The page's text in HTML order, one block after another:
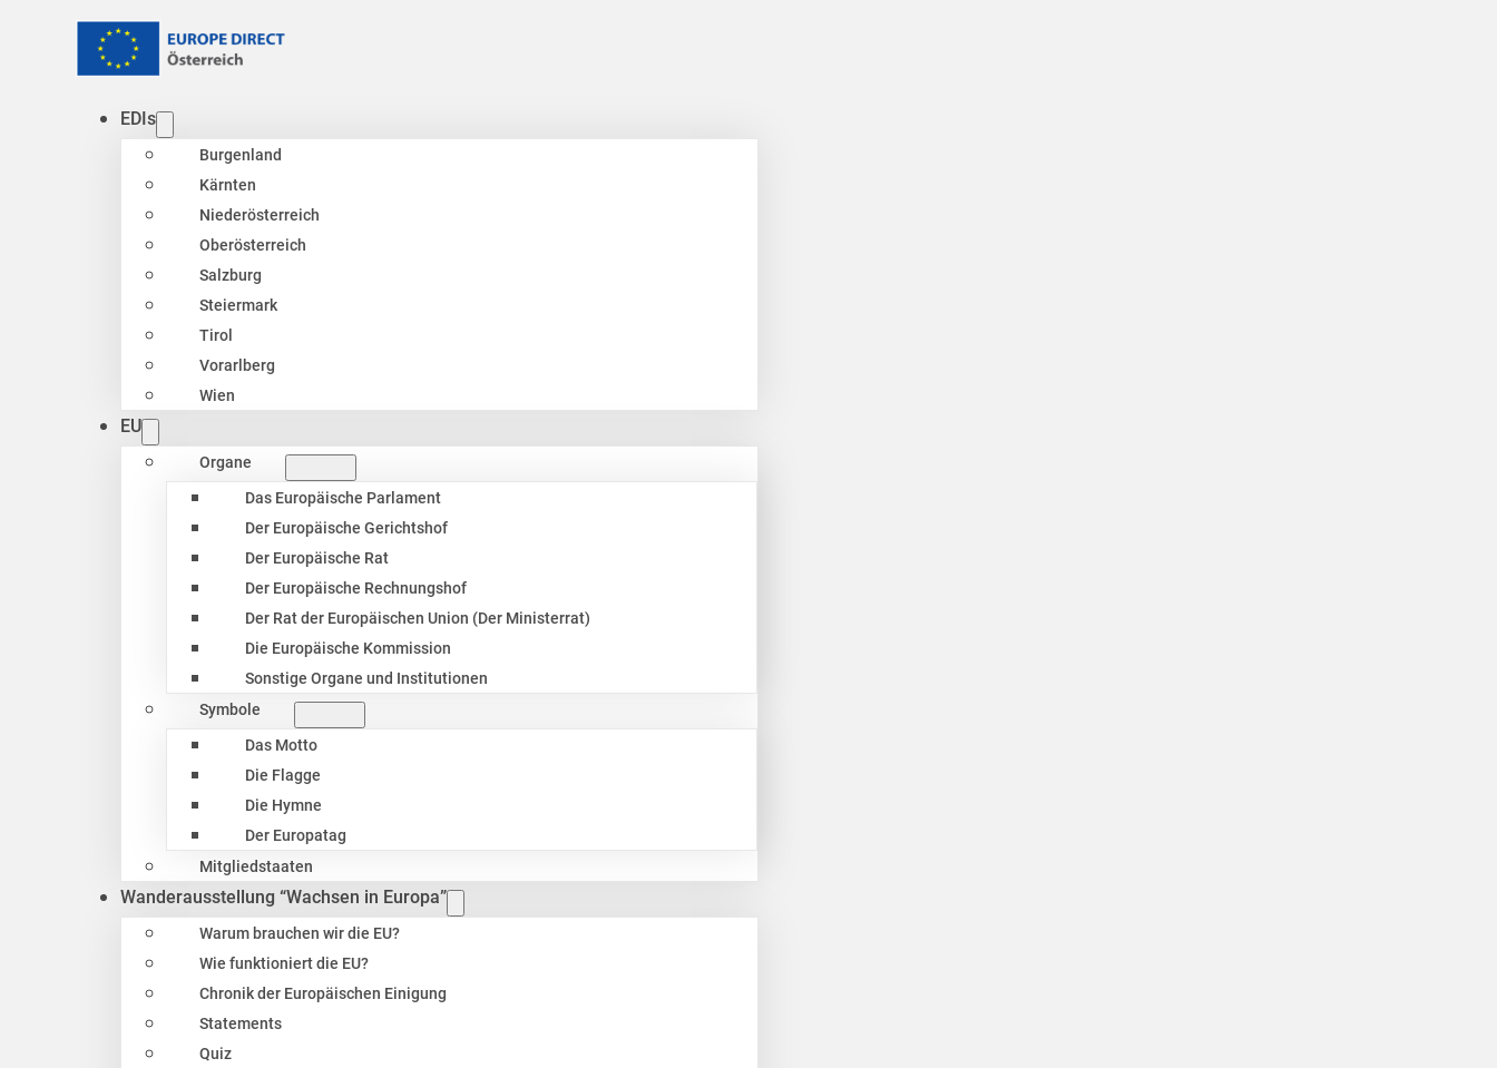
EDIs
Burgenland
Kärnten
Niederösterreich
Oberösterreich
Salzburg
Steiermark
Tirol
Vorarlberg
Wien
EU
Organe
Das Europäische Parlament
Der Europäische Gerichtshof
Der Europäische Rat
Der Europäische Rechnungshof
Der Rat der Europäischen Union (Der Ministerrat)
Die Europäische Kommission
Sonstige Organe und Institutionen
Symbole
Das Motto
Die Flagge
Die Hymne
Der Europatag
Mitgliedstaaten
Wanderausstellung “Wachsen in Europa”
Warum brauchen wir die EU?
Wie funktioniert die EU?
Chronik der Europäischen Einigung
Statements
Quiz